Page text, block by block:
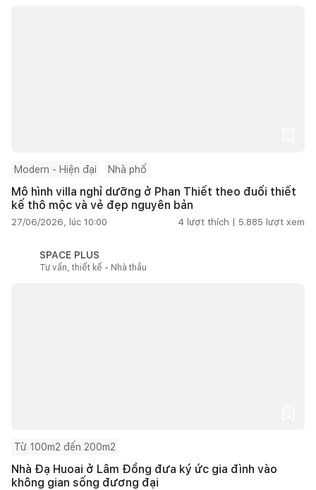
Modern - Hiện đại Nhà phố
Mô hình villa nghỉ dưỡng ở Phan Thiết theo đuổi thiết
kế thô mộc và vẻ đẹp nguyên bản
27/06/2026, lúc 10:00 4 lượt thích | 5.885 lượt xem
SPACE PLUS
Tư vấn, thiết kế - Nhà thầu
Từ 100m2 đến 200m2
Nhà Đạ Huoai ở Lâm Đồng đưa ký ức gia đình vào
không gian sống đương đại